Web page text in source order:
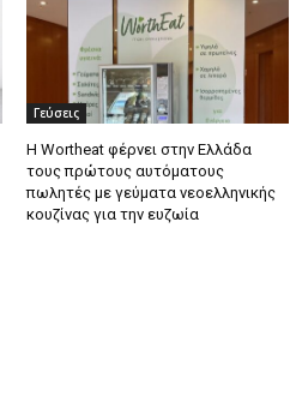
Γεύσεις
Η Wortheat φέρνει στην Ελλάδα
τους πρώτους αυτόματους
πωλητές με γεύματα νεοελληνικής
κουζίνας για την ευζωία